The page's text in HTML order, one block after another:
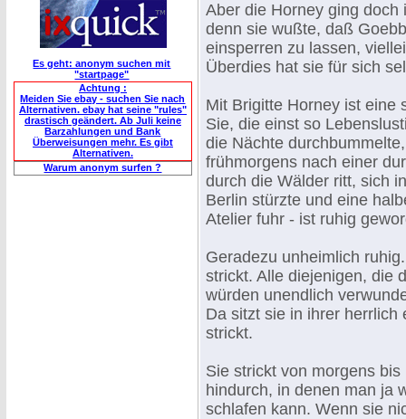
Es geht: anonym suchen mit
"startpage"
Achtung :
Meiden Sie ebay - suchen Sie nach
Alternativen. ebay hat seine "rules"
drastisch geändert. Ab Juli keine
Barzahlungen und Bank
Überweisungen mehr. Es gibt
Alternativen.
Warum anonym surfen ?
Aber die Horney ging
denn sie wußte, daß
einsperren zu lassen,
Überdies hat sie für sich
Mit Brigitte Horney ist eine
Sie, die einst so
die Nächte
frühmorgens nach einer
durch die Wälder ritt, sich
Berlin stürzte und eine
Atelier fuhr - ist ruhig
Geradezu unheimlich
strickt. Alle diejenigen, die
würden unendlich
Da sitzt sie in ihrer herrlich
strickt.
Sie strickt von morgens
hindurch, in denen man ja
schlafen kann. Wenn sie